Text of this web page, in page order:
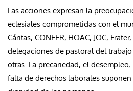
Las acciones expresan la
eclesiales comprometidas con el
Cáritas, CONFER, HOAC, JOC,
delegaciones de pastoral del
otras. La precariedad, el
falta de derechos laborales